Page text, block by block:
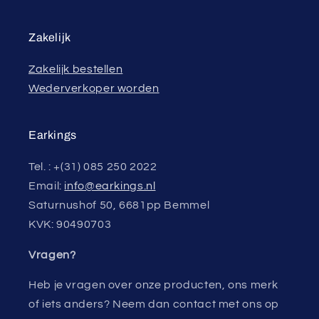
Zakelijk
Zakelijk bestellen
Wederverkoper worden
Earkings
Tel. : +(31) 085 250 2022
Email: info@earkings.nl
Saturnushof 50, 6681pp Bemmel
KVK: 90490703
Vragen?
Heb je vragen over onze producten, ons merk
of iets anders? Neem dan contact met ons op